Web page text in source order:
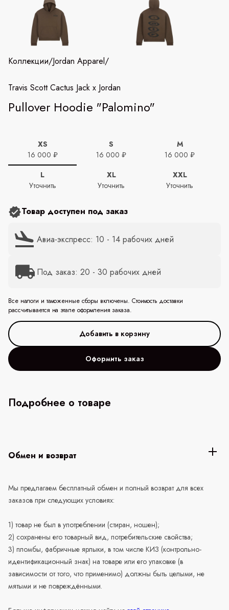
Коллекции/Jordan Apparel/
Travis Scott Cactus Jack x Jordan
Pullover Hoodie "Palomino"
XS
16 000 ₽
S
16 000 ₽
M
16 000 ₽
L
Уточнить
XL
Уточнить
XXL
Уточнить
Товар доступен под заказ
Авиа-экспресс: 10 - 14 рабочих дней
Под заказ: 20 - 30 рабочих дней
Все налоги и таможенные сборы включены. Стоимость доставки
рассчитывается на этапе оформления заказа.
Оформить заказ
Подробнее о товаре
Обмен и возврат
Мы предлагаем бесплатный обмен и полный возврат для всех
заказов при следующих условиях:
1) товар не был в употреблении (стиран, ношен);
2) сохранены его товарный вид, потребительские свойства;
3) пломбы, фабричные ярлыки, в том числе КИЗ (контрольно-
идентификационный знак) на товаре или его упаковке (в
зависимости от того, что применимо) должны быть целыми, не
мятыми и не повреждёнными.